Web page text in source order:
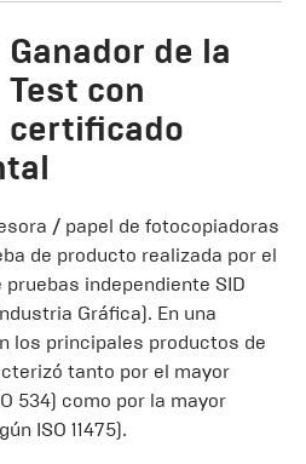
Ganador de la
Test con
certificado
/ papel de fotocopiadoras
de producto realizada por el
independiente SID
Gráfica). En una
los principales productos de
tanto por el mayor
534) como por la mayor
ISO 11475).